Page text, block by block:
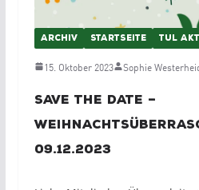
ARCHIV STARTSEITE TUL
15. Oktober 2023 Sophie
Save the Date –
09.12.2023